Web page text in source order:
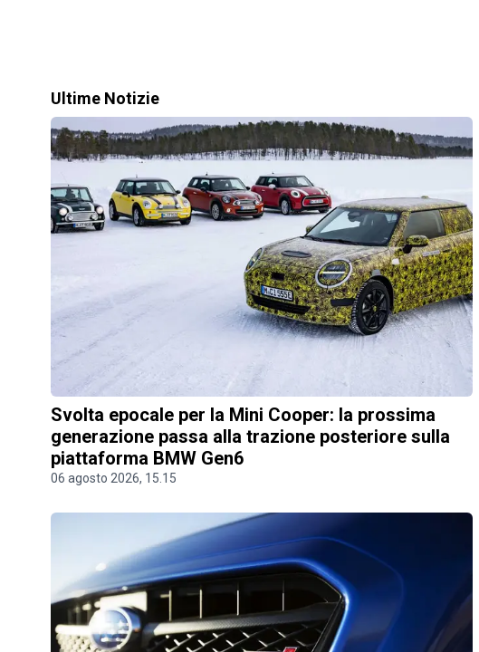
Ultime Notizie
Svolta epocale per la Mini Cooper: la prossima
generazione passa alla trazione posteriore sulla
piattaforma BMW Gen6
06 agosto 2026, 15.15